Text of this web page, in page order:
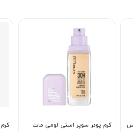
کرم پودر سوپر استی لومی مات